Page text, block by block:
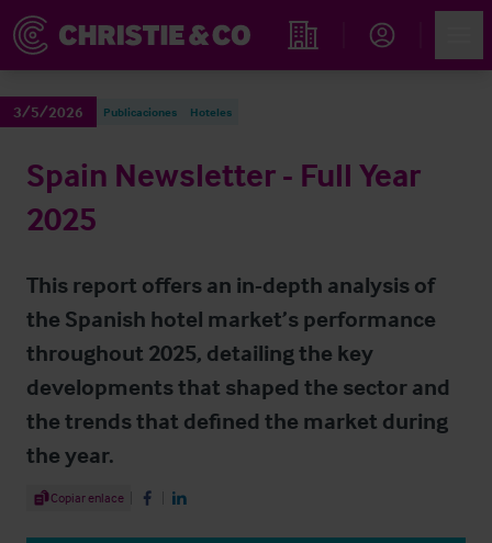
Propiedades
3/5/2026 Publicaciones Hoteles
Spain Newsletter - Full Year
2025
This report offers an in-depth analysis of
the Spanish hotel market’s performance
throughout 2025, detailing the key
developments that shaped the sector and
the trends that defined the market during
the year.
Share Article
Copiar enlace Share on Facebook
Share on LinkedIn